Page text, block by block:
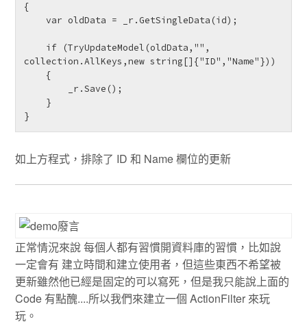
{
    var oldData = _r.GetSingleData(id);
collection.AllKeys,new string[]{"ID","Name"}))
}
如上方程式，排除了 ID 和 Name 欄位的更新
正常情況來說 每個人都有習慣開資料庫的習慣，比如說
一定會有 建立時間和建立使用者，但這些東西不希望被
更新雖然他已經是固定的可以寫死，但是我只能說上面的
Code 有點醜....所以我們來建立一個 ActionFilter 來玩
玩。